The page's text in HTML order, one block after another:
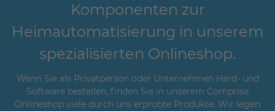
Komponenten zur
Heimautomatisierung in unserem
spezialisierten Onlineshop.
Wenn Sie als Privatperson oder Unternehmen Hard- und
Software bestellen, finden Sie in unserem Comprise
Onlineshop viele durch uns erprobte Produkte. Wir legen